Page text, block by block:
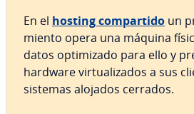
En el hosting co­m­pa­r­ti­do un
mie­n­to opera una máquina
datos op­ti­mi­za­do para ello y
hardware vi­r­tua­li­za­dos a sus
sistemas alojados cerrados.